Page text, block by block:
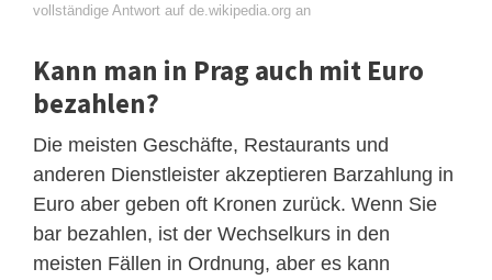
vollständige Antwort auf de.wikipedia.org an
Kann man in Prag auch mit Euro
bezahlen?
Die meisten Geschäfte, Restaurants und
anderen Dienstleister akzeptieren Barzahlung in
Euro aber geben oft Kronen zurück. Wenn Sie
bar bezahlen, ist der Wechselkurs in den
meisten Fällen in Ordnung, aber es kann